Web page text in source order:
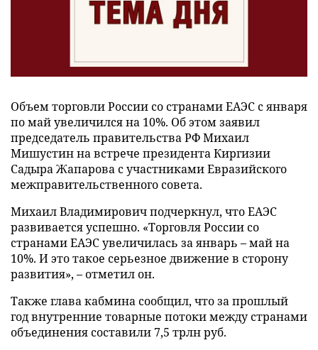
Объем торговли России со странами ЕАЭС с января
по май увеличился на 10%. Об этом заявил
председатель правительства РФ Михаил
Мишустин на встрече президента Киргизии
Садыра Жапарова с участниками Евразийского
межправительственного совета.
Михаил Владимирович подчеркнул, что ЕАЭС
развивается успешно. «Торговля России со
странами ЕАЭС увеличилась за январь – май на
10%. И это такое серьезное движение в сторону
развития», – отметил он.
Также глава кабмина сообщил, что за прошлый
год внутренние товарные потоки между странами
объединения составили 7,5 трлн руб.